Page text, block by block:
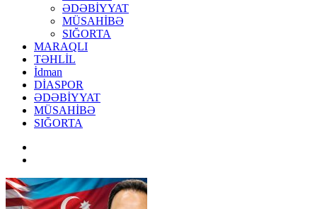
ƏDƏBİYYAT
MÜSAHİBƏ
SIĞORTA
MARAQLI
TƏHLİL
İdman
DİASPOR
ƏDƏBİYYAT
MÜSAHİBƏ
SIĞORTA